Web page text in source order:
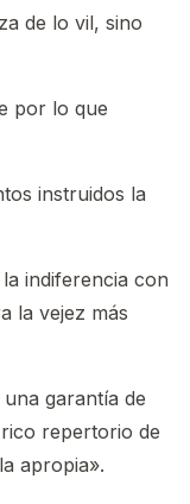
de lo vil, sino
por lo que
instruidos la
indiferencia con
la vejez más
garantía de
repertorio de
apropia».